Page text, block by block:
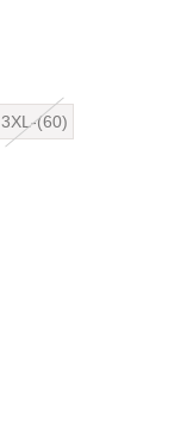
3XL-(60)